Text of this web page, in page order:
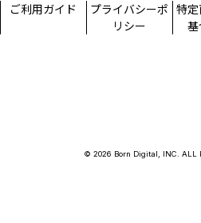
ご利用ガイド
プライバシーポ
リシー
特
© 2026 Born Digital, INC. ALL